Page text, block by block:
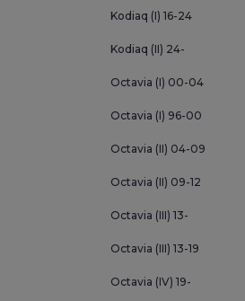
Kodiaq (I) 16-24
Kodiaq (II) 24-
Octavia (I) 00-04
Octavia (I) 96-00
Octavia (II) 04-09
Octavia (II) 09-12
Octavia (III) 13-
Octavia (III) 13-19
Octavia (IV) 19-